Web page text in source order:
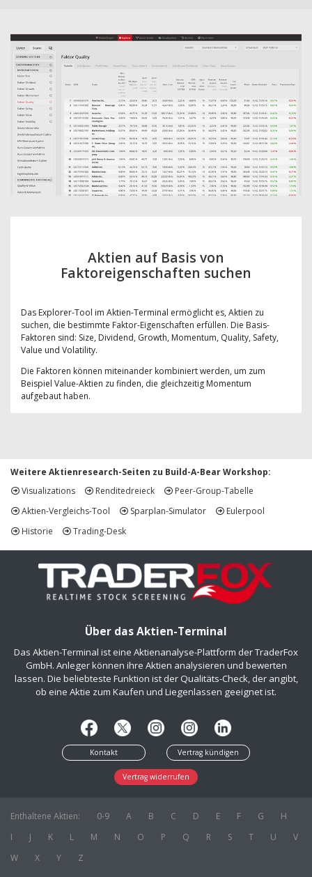
Aktien auf Basis von
Faktoreigenschaften suchen
Das Explorer-Tool im Aktien-Terminal ermöglicht es, Aktien zu
suchen, die bestimmte Faktor-Eigenschaften erfüllen. Die Basis-
Faktoren sind: Size, Dividend, Growth, Momentum, Quality, Safety,
Value und Volatility.
Die Faktoren können miteinander kombiniert werden, um zum
Beispiel Value-Aktien zu finden, die gleichzeitig Momentum
aufgebaut haben.
Weitere Aktienresearch-Seiten zu Build-A-Bear Workshop:
Visualizations
Renditedreieck
Peer-Group-Tabelle
Aktien-Vergleichs-Tool
Sparplan-Simulator
Eulerpool
Historie
Trading-Desk
Über das Aktien-Terminal
Das Aktien-Terminal ist eine Aktienanalyse-Plattform der TraderFox
GmbH. Anleger können ihre Aktien analysieren und bewerten
lassen. Die beliebteste Funktion ist der Qualitäts-Check, der angibt,
ob eine Aktie zum Kaufen und Liegenlassen geeignet ist.
Kontakt Vertrag kündigen
Vertrag widerrufen
Enthaltene Aktien: 0-9 A B C D E F G
H
I
J K L M N O P Q R S T U
V
W
X Y Z